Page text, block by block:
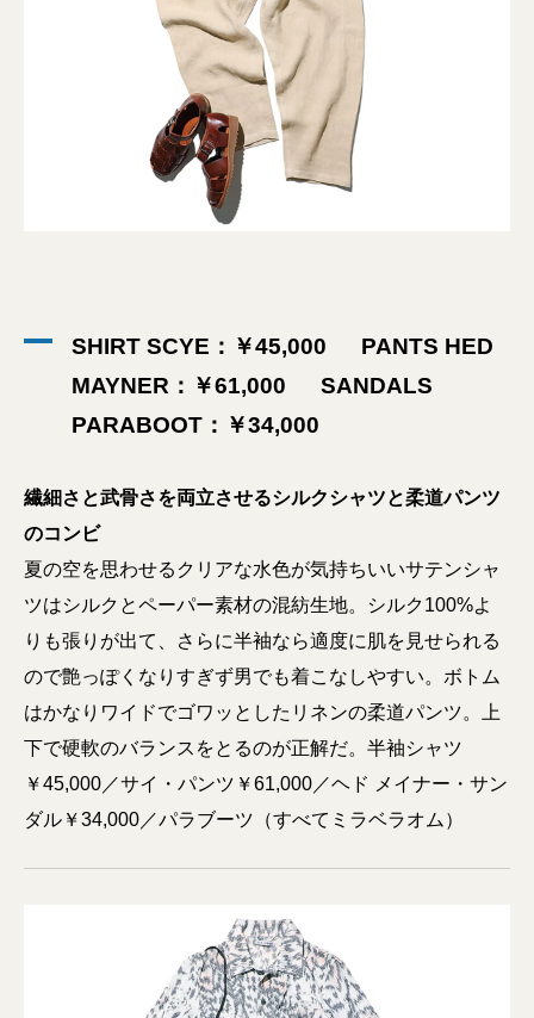
SHIRT SCYE：￥45,000 PANTS HED
MAYNER：￥61,000 SANDALS
PARABOOT：￥34,000
繊細さと武骨さを両立させるシルクシャツと柔道パンツ
のコンビ
夏の空を思わせるクリアな水色が気持ちいいサテンシャ
ツはシルクとペーパー素材の混紡生地。シルク100%よ
りも張りが出て、さらに半袖なら適度に肌を見せられる
ので艶っぽくなりすぎず男でも着こなしやすい。ボトム
はかなりワイドでゴワッとしたリネンの柔道パンツ。上
下で硬軟のバランスをとるのが正解だ。半袖シャツ
￥45,000／サイ・パンツ￥61,000／ヘド メイナー・サン
ダル￥34,000／パラブーツ（すべてミラベラオム）